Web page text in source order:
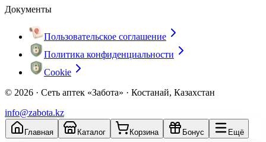
Документы
Пользовательское соглашение
Политика конфиденциальности
Cookie
© 2026 · Сеть аптек «Забота» · Костанай, Казахстан
info@zabota.kz
Главная Каталог Корзина Бонус Ещё